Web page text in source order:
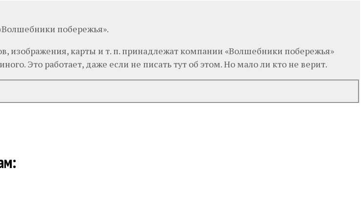
побережья».
изображения, карты и т. п. принадлежат компании «Волшебники побережья»
Это работает, даже если не писать тут об этом. Но мало ли кто не верит.